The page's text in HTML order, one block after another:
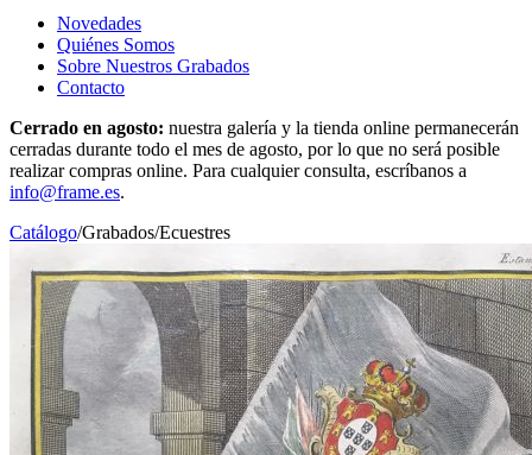
Novedades
Quiénes Somos
Sobre Nuestros Grabados
Contacto
Cerrado en agosto: nuestra galería y la tienda online permanecerán
cerradas durante todo el mes de agosto, por lo que no será posible
realizar compras online. Para cualquier consulta, escríbanos a
info@frame.es.
Catálogo/Grabados/Ecuestres